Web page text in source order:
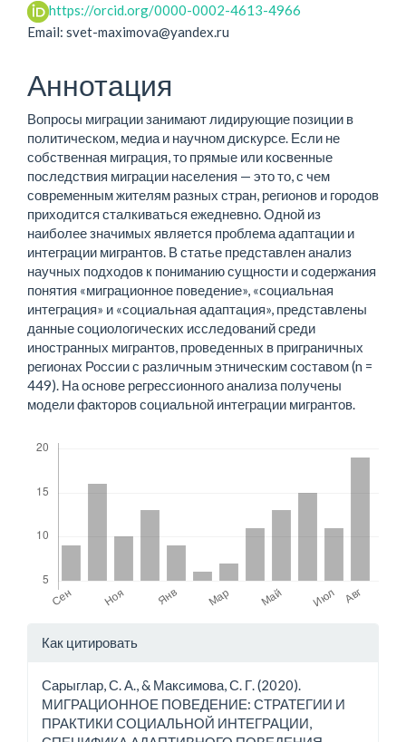
https://orcid.org/0000-0002-4613-4966
Email: svet-maximova@yandex.ru
Аннотация
Вопросы миграции занимают лидирующие позиции в
политическом, медиа и научном дискурсе. Если не
собственная миграция, то прямые или косвенные
последствия миграции населения — это то, с чем
современным жителям разных стран, регионов и городов
приходится сталкиваться ежедневно. Одной из
наиболее значимых является проблема адаптации и
интеграции мигрантов. В статье представлен анализ
научных подходов к пониманию сущности и содержания
понятия «миграционное поведение», «социальная
интеграция» и «социальная адаптация», представлены
данные социологических исследований среди
иностранных мигрантов, проведенных в приграничных
регионах России с различным этническим составом (n =
449). На основе регрессионного анализа получены
модели факторов социальной интеграции мигрантов.
Детали
Как цитировать
Сарыглар, С. А., & Максимова, С. Г. (2020).
МИГРАЦИОННОЕ ПОВЕДЕНИЕ: СТРАТЕГИИ И
ПРАКТИКИ СОЦИАЛЬНОЙ ИНТЕГРАЦИИ,